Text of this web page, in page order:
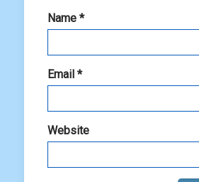
Name *
Email *
Website